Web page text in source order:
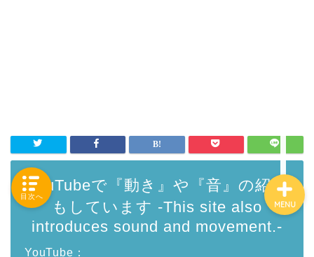
YouTubeで『動き』や『音』の紹介
もしています -This site also
introduces sound and movement.-
YouTube：
MENU
目次へ